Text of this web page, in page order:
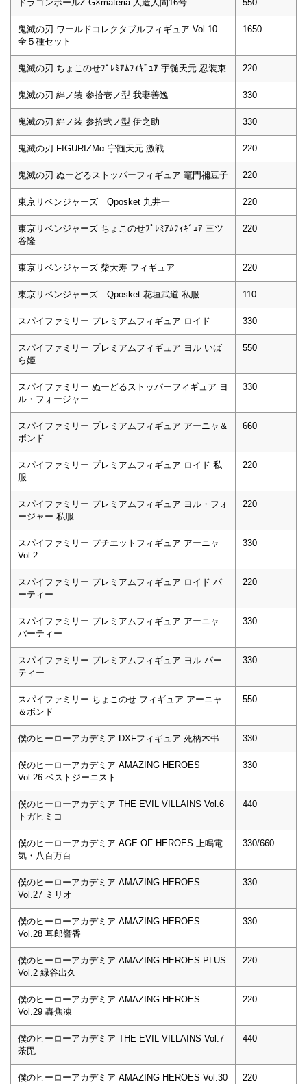
ドラゴンボールZ G×materia 人造人間16号 550
鬼滅の刃 ワールドコレクタブルフィギュア Vol.10
全５種セット
1650
鬼滅の刃 ちょこのせﾌﾟﾚﾐｱﾑﾌｨｷﾞｭｱ 宇髄天元 忍装束 220
鬼滅の刃 絆ノ装 参拾壱ノ型 我妻善逸 330
鬼滅の刃 絆ノ装 参拾弐ノ型 伊之助 330
鬼滅の刃 FIGURIZMα 宇髄天元 激戦 220
鬼滅の刃 ぬーどるストッパーフィギュア 竈門禰豆子 220
東京リベンジャーズ Qposket 九井一 220
東京リベンジャーズ ちょこのせﾌﾟﾚﾐｱﾑﾌｨｷﾞｭｱ 三ツ
谷隆
220
東京リベンジャーズ 柴大寿 フィギュア 220
東京リベンジャーズ Qposket 花垣武道 私服 110
スパイファミリー プレミアムフィギュア ロイド 330
スパイファミリー プレミアムフィギュア ヨル いば
ら姫
550
スパイファミリー ぬーどるストッパーフィギュア ヨ
ル・フォージャー
330
スパイファミリー プレミアムフィギュア アーニャ＆
ボンド
660
スパイファミリー プレミアムフィギュア ロイド 私
服
220
スパイファミリー プレミアムフィギュア ヨル・フォ
ージャー 私服
220
スパイファミリー プチエットフィギュア アーニャ
Vol.2
330
スパイファミリー プレミアムフィギュア ロイド パ
ーティー
220
スパイファミリー プレミアムフィギュア アーニャ
パーティー
330
スパイファミリー プレミアムフィギュア ヨル パー
ティー
330
スパイファミリー ちょこのせ フィギュア アーニャ
＆ボンド
550
僕のヒーローアカデミア DXFフィギュア 死柄木弔 330
僕のヒーローアカデミア AMAZING HEROES
Vol.26 ベストジーニスト
330
僕のヒーローアカデミア THE EVIL VILLAINS Vol.6
トガヒミコ
440
僕のヒーローアカデミア AGE OF HEROES 上鳴電
気・八百万百
330/660
僕のヒーローアカデミア AMAZING HEROES
Vol.27 ミリオ
330
僕のヒーローアカデミア AMAZING HEROES
Vol.28 耳郎響香
330
僕のヒーローアカデミア AMAZING HEROES PLUS
Vol.2 緑谷出久
220
僕のヒーローアカデミア AMAZING HEROES
Vol.29 轟焦凍
220
僕のヒーローアカデミア THE EVIL VILLAINS Vol.7
荼毘
440
僕のヒーローアカデミア AMAZING HEROES Vol.30
220